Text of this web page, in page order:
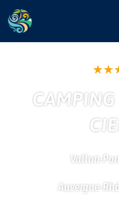
★★
Vallon-
Auvergne-